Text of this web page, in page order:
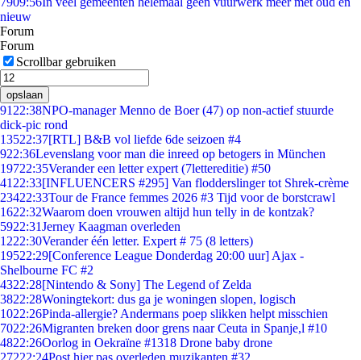
nieuw
Forum
Forum
Scrollbar gebruiken
opslaan
91 22:38NPO-manager Menno de Boer (47) op non-actief stuurde
dick-pic rond
13522:37[RTL] B&B vol liefde 6de seizoen #4
922:36Levenslang voor man die inreed op betogers in München
19722:35Verander een letter expert (7lettereditie) #50
41 22:33[INFLUENCERS #295] Van flodderslinger tot Shrek-crème
23422:33Tour de France femmes 2026 #3 Tijd voor de borstcrawl
1622:32Waarom doen vrouwen altijd hun telly in de kontzak?
5922:31Jerney Kaagman overleden
1222:30Verander één letter. Expert # 75 (8 letters)
19522:29[Conference League Donderdag 20:00 uur] Ajax -
Shelbourne FC #2
4322:28[Nintendo & Sony] The Legend of Zelda
3822:28Woningtekort: dus ga je woningen slopen, logisch
1022:26Pinda-allergie? Andermans poep slikken helpt misschien
7022:26Migranten breken door grens naar Ceuta in Spanje,l #10
4822:26Oorlog in Oekraïne #1318 Drone baby drone
27222:24Post hier pas overleden muzikanten #32